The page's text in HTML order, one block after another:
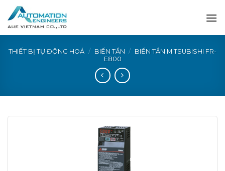
Skip
to
content
THIẾT BỊ TỰ ĐỘNG HOÁ / BIẾN TẦN / BIẾN TẦN MITSUBISHI FR-
E800